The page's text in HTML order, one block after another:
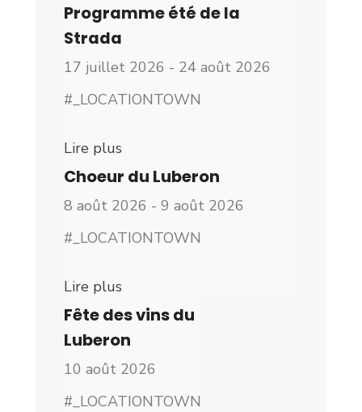
Programme été de la
Strada
17 juillet 2026 - 24 août 2026
#_LOCATIONTOWN
Lire plus
Choeur du Luberon
8 août 2026 - 9 août 2026
#_LOCATIONTOWN
Lire plus
Fête des vins du
Luberon
10 août 2026
#_LOCATIONTOWN